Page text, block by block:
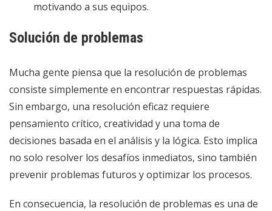
motivando a sus equipos.
Solución de problemas
Mucha gente piensa que la resolución de problemas
consiste simplemente en encontrar respuestas rápidas.
Sin embargo, una resolución eficaz requiere
pensamiento crítico, creatividad y una toma de
decisiones basada en el análisis y la lógica. Esto implica
no solo resolver los desafíos inmediatos, sino también
prevenir problemas futuros y optimizar los procesos.
En consecuencia, la resolución de problemas es una de